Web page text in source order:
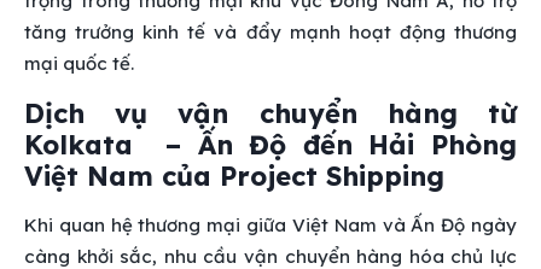
tăng trưởng kinh tế và đẩy mạnh hoạt động thương
mại quốc tế.
Dịch vụ vận chuyển hàng từ
Kolkata – Ấn Độ đến Hải Phòng
Việt Nam của Project Shipping
Khi quan hệ thương mại giữa Việt Nam và Ấn Độ ngày
càng khởi sắc, nhu cầu vận chuyển hàng hóa chủ lực